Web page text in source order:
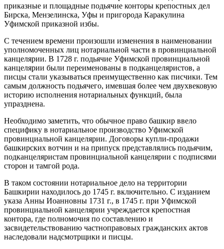
приказные и площадные подьячие конторы крепостных дел
Бирска, Мензелинска, Уфы и пригорода Каракулина
Уфимской приказной избы.
С течением времени произошли изменения в наименовании
уполномоченных лиц нотариальной части в провинциальной
канцелярии. В 1728 г. подьячие Уфимской провинциальной
канцелярии были переименованы в подканцеляристов, а
писцы стали указываться преимущественно как писчики. Тем
самым должность подьячего, имевшая более чем двухвековую
историю исполнения нотариальных функций, была
упразднена.
Необходимо заметить, что обычное право башкир ввело
специфику в нотариальное производство Уфимской
провинциальной канцелярии. Договоры купли-продажи
башкирских вотчин и на припуск представлялись подьячим,
подканцеляристам провинциальной канцелярии с подписями
сторон и тамгой рода.
В таком состоянии нотариальное дело на территории
Башкирии находилось до 1745 г. включительно. С изданием
указа Анны Иоанновны 1731 г., в 1745 г. при Уфимской
провинциальной канцелярии учреждается крепостная
контора, где полномочия по составлению и
засвидетельствованию частноправовых гражданских актов
наследовали надсмотрщики и писцы.